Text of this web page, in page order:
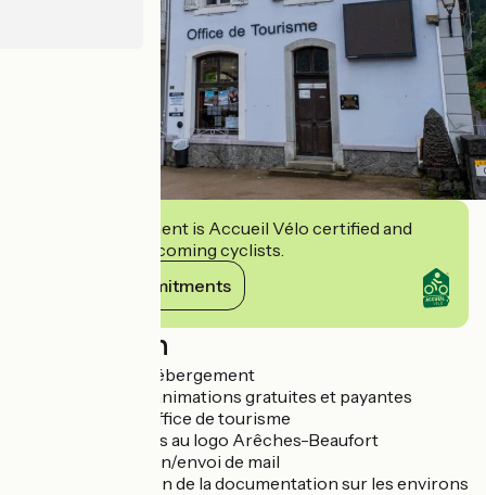
This establishment is Accueil Vélo certified and
commits to welcoming cyclists.
View its commitments
Description
- Réservation d'hébergement
- Inscription aux animations gratuites et payantes
proposées par l'office de tourisme
- Vente de goodies au logo Arêches-Beaufort
- Photocopie, Scan/envoi de mail
- Mise à disposition de la documentation sur les environs